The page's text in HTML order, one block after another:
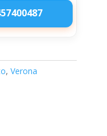
, Verona